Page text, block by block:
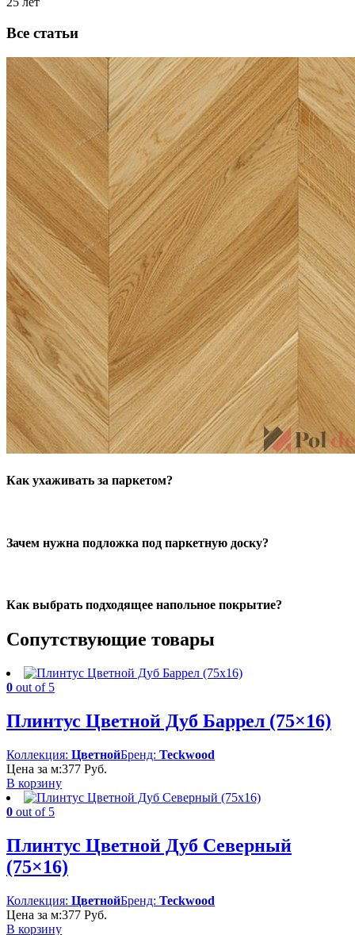
Все статьи
Как ухаживать за паркетом?
Зачем нужна подложка под паркетную доску?
Как выбрать подходящее напольное покрытие?
Сопутствующие товары
0 out of 5
Плинтус Цветной Дуб Баррел (75×16)
Коллекция: ЦветнойБренд: Teckwood
Цена за м:377 Руб.
В корзину
0 out of 5
Плинтус Цветной Дуб Северный
(75×16)
Коллекция: ЦветнойБренд: Teckwood
Цена за м:377 Руб.
В корзину